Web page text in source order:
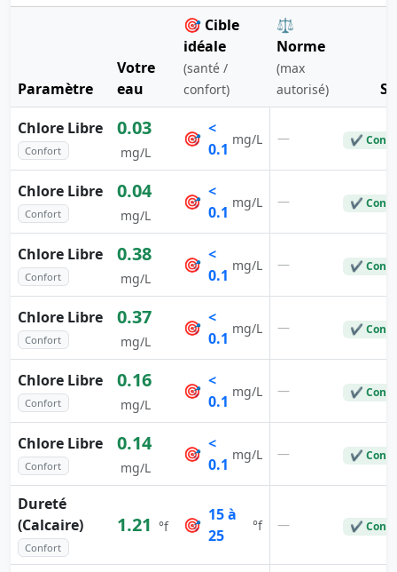
Paramètre
Votre
eau
🎯 Cible
idéale
(santé /
confort)
⚖️
Norme
(max
autorisé)
Chlore Libre
Confort
0.03
mg/L
🎯
<
0.1
mg/L — ✔
Chlore Libre
Confort
0.04
mg/L
🎯
<
0.1
mg/L — ✔
Chlore Libre
Confort
0.38
mg/L
🎯
<
0.1
mg/L — ✔
Chlore Libre
Confort
0.37
mg/L
🎯
<
0.1
mg/L — ✔
Chlore Libre
Confort
0.16
mg/L
🎯
<
0.1
mg/L — ✔
Chlore Libre
Confort
0.14
mg/L
🎯
<
0.1
mg/L — ✔
Dureté
(Calcaire)
Confort
1.21 °f 🎯
15 à
25
°f — ✔